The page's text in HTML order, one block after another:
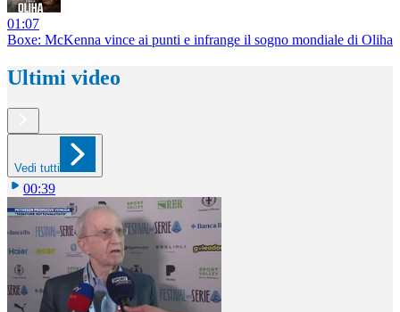
01:07
Boxe: McKenna vince ai punti e infrange il sogno mondiale di Oliha
Ultimi video
Vedi tutti
00:39